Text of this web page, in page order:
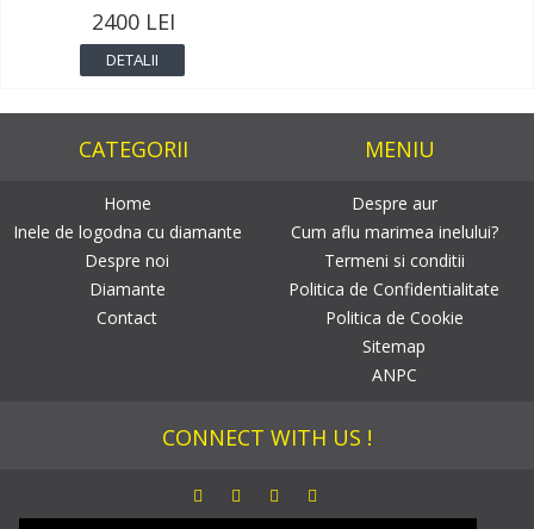
2400 LEI
DETALII
CATEGORII
Home
Inele de logodna cu diamante
Despre noi
Diamante
Contact
MENIU
Despre aur
Cum aflu marimea inelului?
Termeni si conditii
Politica de Confidentialitate
Politica de Cookie
Sitemap
ANPC
CONNECT WITH US !